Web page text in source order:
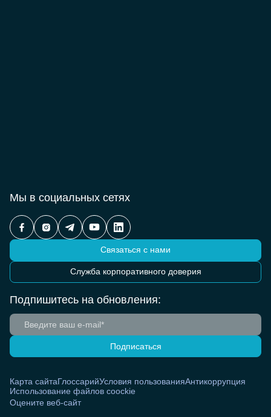
Мы в социальных сетях
Связаться с нами
Служба корпоративного доверия
Подпишитесь на обновления:
Подписаться
Карта сайтаГлоссарийУсловия пользованияАнтикоррупция
Использование файлов coockie
Оцените веб-сайт